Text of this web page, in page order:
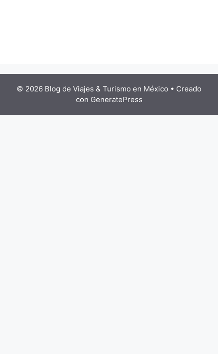
© 2026 Blog de Viajes & Turismo en México • Creado
con GeneratePress